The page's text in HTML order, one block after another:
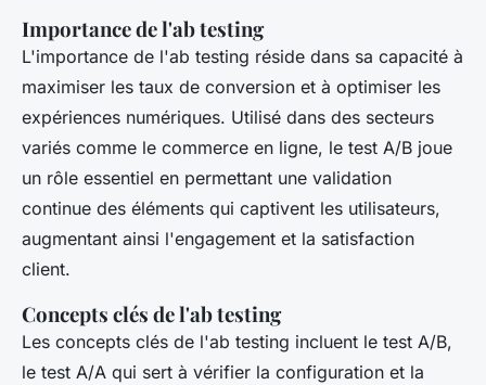
Importance de l'ab testing
L'importance de l'ab testing réside dans sa capacité à
maximiser les taux de conversion et à optimiser les
expériences numériques. Utilisé dans des secteurs
variés comme le commerce en ligne, le test A/B joue
un rôle essentiel en permettant une validation
continue des éléments qui captivent les utilisateurs,
augmentant ainsi l'engagement et la satisfaction
client.
Concepts clés de l'ab testing
Les concepts clés de l'ab testing incluent le test A/B,
le test A/A qui sert à vérifier la configuration et la